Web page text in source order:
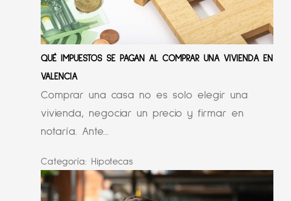
QUÉ IMPUESTOS SE PAGAN AL COMPRAR UNA VIVIENDA EN
VALENCIA
Comprar una casa no es solo elegir una
vivienda, negociar un precio y firmar en
notaría. Ante...
Categoría: Hipotecas